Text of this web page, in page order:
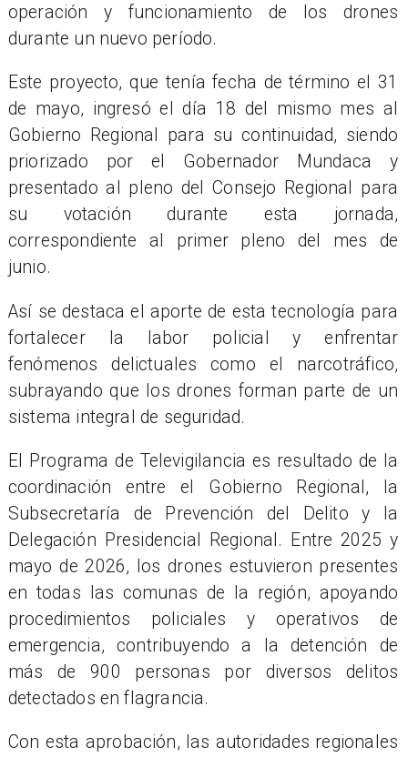
operación y funcionamiento de los drones
durante un nuevo período.
Este proyecto, que tenía fecha de término el 31
de mayo, ingresó el día 18 del mismo mes al
Gobierno Regional para su continuidad, siendo
priorizado por el Gobernador Mundaca y
presentado al pleno del Consejo Regional para
su votación durante esta jornada,
correspondiente al primer pleno del mes de
junio.
Así se destaca el aporte de esta tecnología para
fortalecer la labor policial y enfrentar
fenómenos delictuales como el narcotráfico,
subrayando que los drones forman parte de un
sistema integral de seguridad.
El Programa de Televigilancia es resultado de la
coordinación entre el Gobierno Regional, la
Subsecretaría de Prevención del Delito y la
Delegación Presidencial Regional. Entre 2025 y
mayo de 2026, los drones estuvieron presentes
en todas las comunas de la región, apoyando
procedimientos policiales y operativos de
emergencia, contribuyendo a la detención de
más de 900 personas por diversos delitos
detectados en flagrancia.
Con esta aprobación, las autoridades regionales